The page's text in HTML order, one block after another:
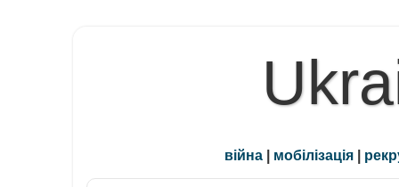
війна | мобілізація |